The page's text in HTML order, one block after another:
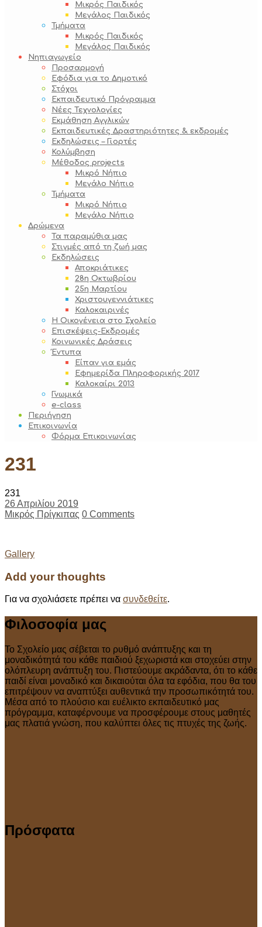
Μικρός Παιδικός
Μεγάλος Παιδικός
Τμήματα
Μικρός Παιδικός
Μεγάλος Παιδικός
Νηπιαγωγείο
Προσαρμογή
Εφόδια για το Δημοτικό
Στόχοι
Εκπαιδευτικό Πρόγραμμα
Νέες Τεχνολογίες
Εκμάθηση Αγγλικών
Εκπαιδευτικές Δραστηριότητες & εκδρομές
Εκδηλώσεις – Γιορτές
Κολύμβηση
Μέθοδος projects
Μικρό Νήπιο
Μεγάλο Νήπιο
Τμήματα
Μικρό Νήπιο
Μεγάλο Νήπιο
Δρώμενα
Τα παραμύθια μας
Στιγμές από τη ζωή μας
Εκδηλώσεις
Αποκριάτικες
28η Οκτωβρίου
25η Μαρτίου
Χριστουγεννιάτικες
Καλοκαιρινές
Η Οικογένεια στο Σχολείο
Επισκέψεις-Εκδρομές
Κοινωνικές Δράσεις
Έντυπα
Είπαν για εμάς
Εφημερίδα Πληροφορικής 2017
Καλοκαίρι 2013
Γνωμικά
e-class
Περιήγηση
Επικοινωνία
Φόρμα Επικοινωνίας
231
231
26 Απριλίου 2019
Μικρός Πρίγκιπας 0 Comments
Post
navigation
Gallery
Add your thoughts
Για να σχολιάσετε πρέπει να συνδεθείτε.
Φιλοσοφία μας
Το Σχολείο μας σέβεται το ρυθμό ανάπτυξης και τη
μοναδικότητά του κάθε παιδιού ξεχωριστά και στοχεύει στην
ολόπλευρη ανάπτυξη του. Πιστεύουμε ακράδαντα, ότι το κάθε
παιδί είναι μοναδικό και δικαιούται όλα τα εφόδια, που θα του
επιτρέψουν να αναπτύξει αυθεντικά την προσωπικότητά του.
Μέσα από το πλούσιο και ευέλικτο εκπαιδευτικό μας
πρόγραμμα, καταφέρνουμε να προσφέρουμε στους μαθητές
μας πλατιά γνώση, που καλύπτει όλες τις πτυχές της ζωής.
Πρόσφατα